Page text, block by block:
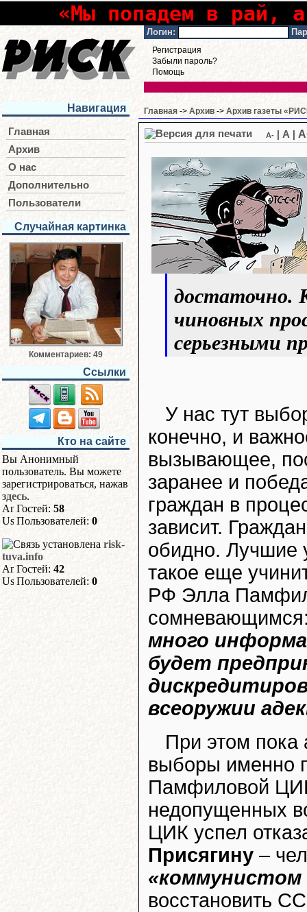
«Мы попадем в рай,
Логин:
Регистрация
Забыли пароль?
Помощь
Навигация
Главная
Архив
О нас
Дополнительно
Пользователи
Случайная картинка
Комментариев: 49
Ссылки
Кто на сайте
Вы Анонимный
пользователь. Вы можете
зарегистрироваться, нажав
здесь.
Гостей: 58
Пользователей: 0
risk-
tuva.info
Гостей: 42
Пользователей: 0
Главная -> Архив -> Архив газеты
A- A
достаточно.
чиновных
серьезными
У нас тут
конечно, и
вызывающее,
заранее и
граждан в
зависит.
обидно. Лучшие
такое еще
РФ Элла
много
будет
всеоружии
При этом пока
выборы именно
Памфиловой
недопущенных
ЦИК успел
Присягину –
«коммунистом
восстановить